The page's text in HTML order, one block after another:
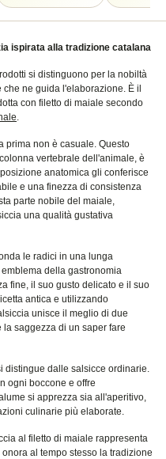
ispirata alla tradizione catalana
si distinguono per la nobiltà
ne guida l'elaborazione. È il
con filetto di maiale secondo
prima non è casuale. Questo
vertebrale dell'animale, è
anatomica gli conferisce
e una finezza di consistenza
parte nobile del maiale,
una qualità gustativa
le radici in una lunga
della gastronomia
fine, il suo gusto delicato e il suo
antica e utilizzando
unisce il meglio di due
saggezza di un saper fare
distingue dalle salsicce ordinarie.
ogni boccone e offre
si apprezza sia all'aperitivo,
culinarie più elaborate.
al filetto di maiale rappresenta
al tempo stesso la tradizione